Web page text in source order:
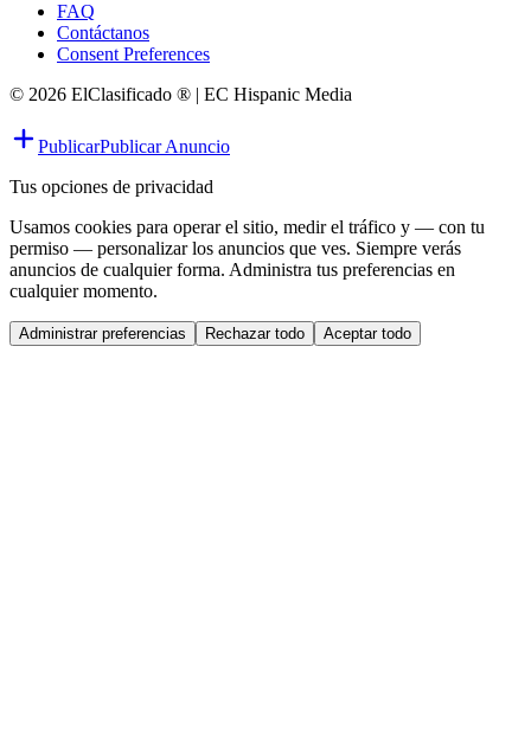
FAQ
Contáctanos
Consent Preferences
© 2026 ElClasificado ® | EC Hispanic Media
PublicarPublicar Anuncio
Tus opciones de privacidad
Usamos cookies para operar el sitio, medir el tráfico y — con tu
permiso — personalizar los anuncios que ves. Siempre verás
anuncios de cualquier forma. Administra tus preferencias en
cualquier momento.
Administrar preferencias Rechazar todo Aceptar todo